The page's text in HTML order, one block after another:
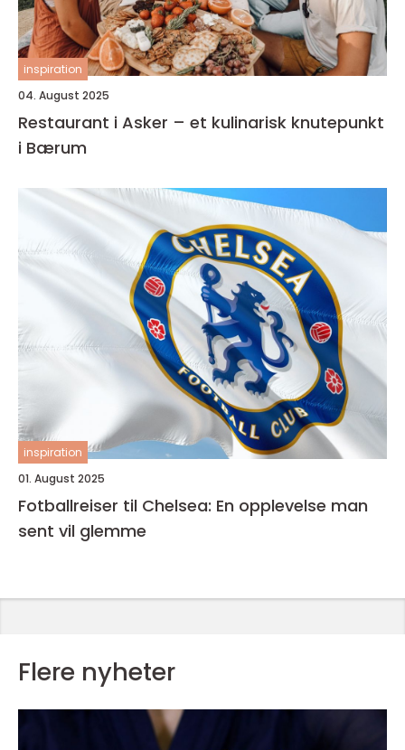
inspiration
04. August 2025
Restaurant i Asker – et kulinarisk knutepunkt
i Bærum
inspiration
01. August 2025
Fotballreiser til Chelsea: En opplevelse man
sent vil glemme
Flere nyheter